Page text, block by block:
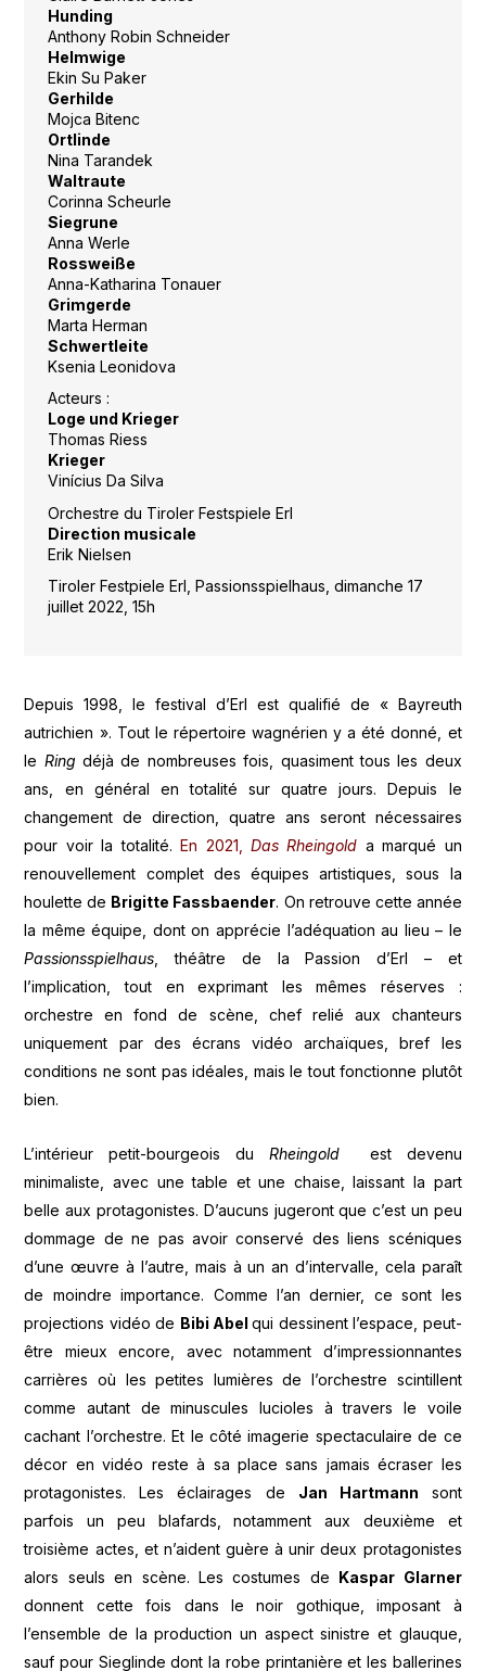
Hunding
Anthony Robin Schneider
Helmwige
Ekin Su Paker
Gerhilde
Mojca Bitenc
Ortlinde
Nina Tarandek
Waltraute
Corinna Scheurle
Siegrune
Anna Werle
Rossweiße
Anna-Katharina Tonauer
Grimgerde
Marta Herman
Schwertleite
Ksenia Leonidova
Acteurs :
Loge und Krieger
Thomas Riess
Krieger
Vinícius Da Silva
Orchestre du Tiroler Festspiele Erl
Direction musicale
Erik Nielsen
Tiroler Festpiele Erl, Passionsspielhaus, dimanche 17
juillet 2022, 15h
Depuis 1998, le festival d’Erl est qualifié de « Bayreuth
autrichien ». Tout le répertoire wagnérien y a été donné, et
le Ring déjà de nombreuses fois, quasiment tous les deux
ans, en général en totalité sur quatre jours. Depuis le
changement de direction, quatre ans seront nécessaires
pour voir la totalité.En 2021, Das Rheingold a marqué un
renouvellement complet des équipes artistiques, sous la
houlette de Brigitte Fassbaender. On retrouve cette année
la même équipe, dont on apprécie l’adéquation au lieu – le
Passionsspielhaus , théâtre de la Passion d’Erl – et
l’implication, tout en exprimant les mêmes réserves :
orchestre en fond de scène, chef relié aux chanteurs
uniquement par des écrans vidéo archaïques, bref les
conditions ne sont pas idéales, mais le tout fonctionne plutôt
bien.
L’intérieur petit-bourgeois du Rheingold est devenu
minimaliste, avec une table et une chaise, laissant la part
belle aux protagonistes. D’aucuns jugeront que c’est un peu
dommage de ne pas avoir conservé des liens scéniques
d’une œuvre à l’autre, mais à un an d’intervalle, cela paraît
de moindre importance. Comme l’an dernier, ce sont les
projections vidéo de Bibi Abelqui dessinent l’espace, peut-
être mieux encore, avec notamment d’impressionnantes
carrières où les petites lumières de l’orchestre scintillent
comme autant de minuscules lucioles à travers le voile
cachant l’orchestre. Et le côté imagerie spectaculaire de ce
décor en vidéo reste à sa place sans jamais écraser les
protagonistes. Les éclairages de Jan Hartmann sont
parfois un peu blafards, notamment aux deuxième et
troisième actes, et n’aident guère à unir deux protagonistes
alors seuls en scène. Les costumes de
Kaspar Glarner
donnent cette fois dans le noir gothique, imposant à
l’ensemble de la production un aspect sinistre et glauque,
sauf pour Sieglinde dont la robe printanière et les ballerines